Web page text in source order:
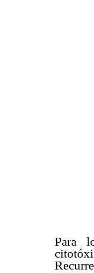
Para